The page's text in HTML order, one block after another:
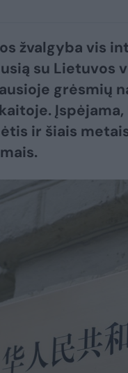
žvalgyba vis
su Lietuvos
grėsmių
ir šiais